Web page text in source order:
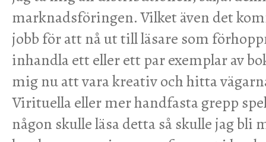
marknadsföringen. Vilket även det
jobb för att nå ut till läsare som
inhandla ett eller ett par exemplar av
mig nu att vara kreativ och hitta
Virituella eller mer handfasta grepp
någon skulle läsa detta så skulle jag bli